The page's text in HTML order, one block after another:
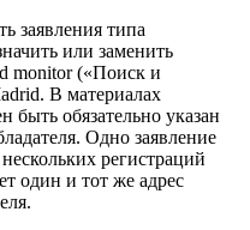
заявления типа
или заменить
monitor («Поиск и
В материалах
быть обязательно указан
Одно заявление
регистраций
один и тот же адрес